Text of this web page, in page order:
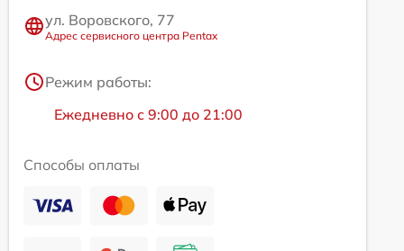
ул. Воровского, 77
Адрес сервисного центра Pentax
Режим работы:
Ежедневно с 9:00 до 21:00
Способы оплаты